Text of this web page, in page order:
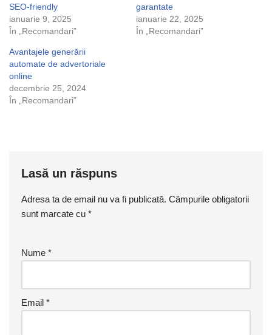
SEO-friendly
ianuarie 9, 2025
În „Recomandari”
garantate
ianuarie 22, 2025
În „Recomandari”
Avantajele generării
automate de advertoriale
online
decembrie 25, 2024
În „Recomandari”
Lasă un răspuns
Adresa ta de email nu va fi publicată. Câmpurile obligatorii
sunt marcate cu *
Nume *
Email *